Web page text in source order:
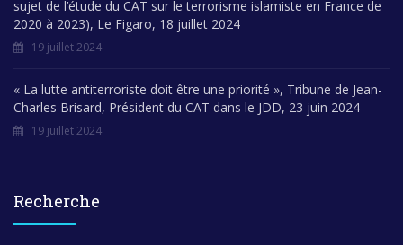
sujet de l’étude du CAT sur le terrorisme islamiste en France de
2020 à 2023), Le Figaro, 18 juillet 2024
19 juillet 2024
« La lutte antiterroriste doit être une priorité », Tribune de Jean-
Charles Brisard, Président du CAT dans le JDD, 23 juin 2024
19 juillet 2024
Recherche